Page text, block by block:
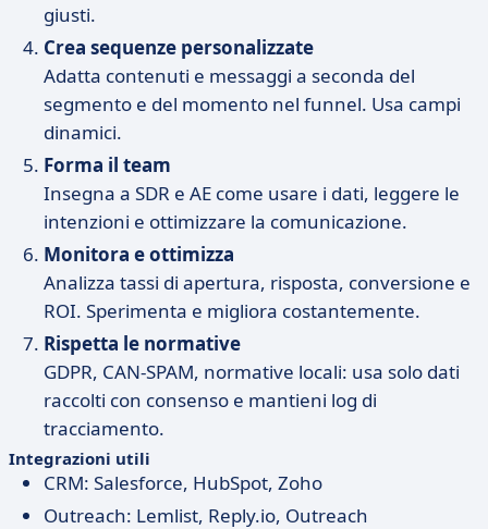
giusti.
Crea sequenze personalizzate
Adatta contenuti e messaggi a seconda del
segmento e del momento nel funnel. Usa campi
dinamici.
Forma il team
Insegna a SDR e AE come usare i dati, leggere le
intenzioni e ottimizzare la comunicazione.
Monitora e ottimizza
Analizza tassi di apertura, risposta, conversione e
ROI. Sperimenta e migliora costantemente.
Rispetta le normative
GDPR, CAN-SPAM, normative locali: usa solo dati
raccolti con consenso e mantieni log di
tracciamento.
Integrazioni utili
CRM: Salesforce, HubSpot, Zoho
Outreach: Lemlist, Reply.io, Outreach